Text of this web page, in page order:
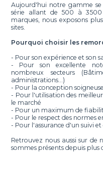
Aujourd'hui notre gamme se
série allant de 500 à 3500
marques, nous exposons
sites.
Pourquoi choisir les
- Pour son expérience et son
- Pour son excellente
nombreux secteurs
administrations…)
- Pour la conception
- Pour l'utilisation des
le marché
- Pour un maximum de
- Pour le respect des normes
- Pour l'assurance d'un suivi
Retrouvez nous aussi sur de
sommes présents depuis plus